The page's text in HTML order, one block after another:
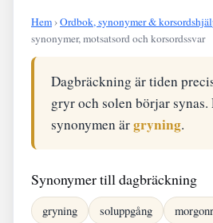
Hem›Ordbok, synonymer &
synonymer, motsatsord och korsordssvar
Dagbräckning är tiden
gryr och solen börjar
synonymen ärgryning.
Synonymer till dagbräckning
gryning soluppgång